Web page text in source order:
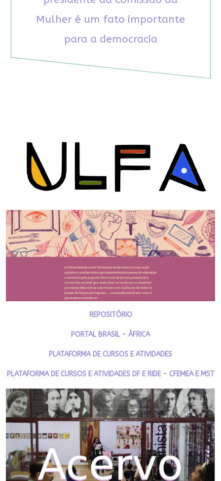
Mulher é um fato importante
para a democracia
REPOSITÓRIO
PORTAL BRASIL - ÁFRICA
PLATAFORMA DE CURSOS E ATIVIDADES
PLATAFORMA DE CURSOS E ATIVIDADES DF E RIDE - CFEMEA E MST